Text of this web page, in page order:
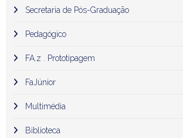
Secretaria de Pós-Graduação
Pedagógico
FA.z . Prototipagem
FaJúnior
Multimédia
Biblioteca